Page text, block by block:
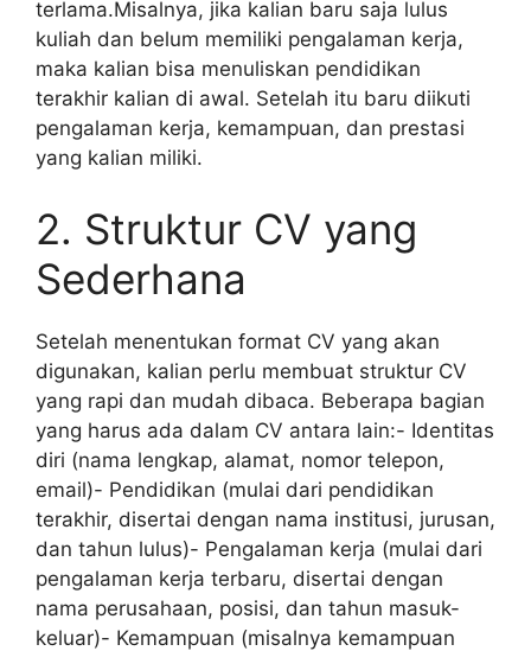
terlama.Misalnya, jika kalian baru saja lulus
kuliah dan belum memiliki pengalaman kerja,
maka kalian bisa menuliskan pendidikan
terakhir kalian di awal. Setelah itu baru diikuti
pengalaman kerja, kemampuan, dan prestasi
yang kalian miliki.
2. Struktur CV yang
Sederhana
Setelah menentukan format CV yang akan
digunakan, kalian perlu membuat struktur CV
yang rapi dan mudah dibaca. Beberapa bagian
yang harus ada dalam CV antara lain:- Identitas
diri (nama lengkap, alamat, nomor telepon,
email)- Pendidikan (mulai dari pendidikan
terakhir, disertai dengan nama institusi, jurusan,
dan tahun lulus)- Pengalaman kerja (mulai dari
pengalaman kerja terbaru, disertai dengan
nama perusahaan, posisi, dan tahun masuk-
keluar)- Kemampuan (misalnya kemampuan